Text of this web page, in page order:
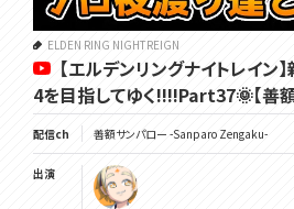
ELDEN RING NIGHTREIGN
【エルデンリングナイトレイン
4を目指してゆく!!!!Part37🌞【善
配信ch 善額サンパロー -Sanparo Zengaku-
出演